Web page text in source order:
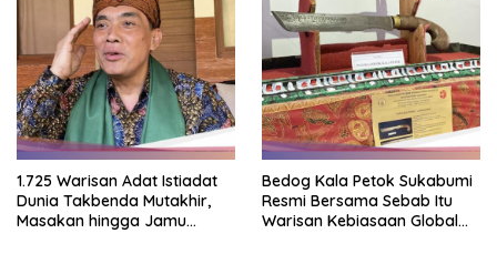
1.725 Warisan Adat Istiadat
Dunia Takbenda Mutakhir,
Masakan hingga Jamu
Bedog Kala Petok Sukabumi
Resmi Bersama Sebab Itu
Warisan Kebiasaan Global